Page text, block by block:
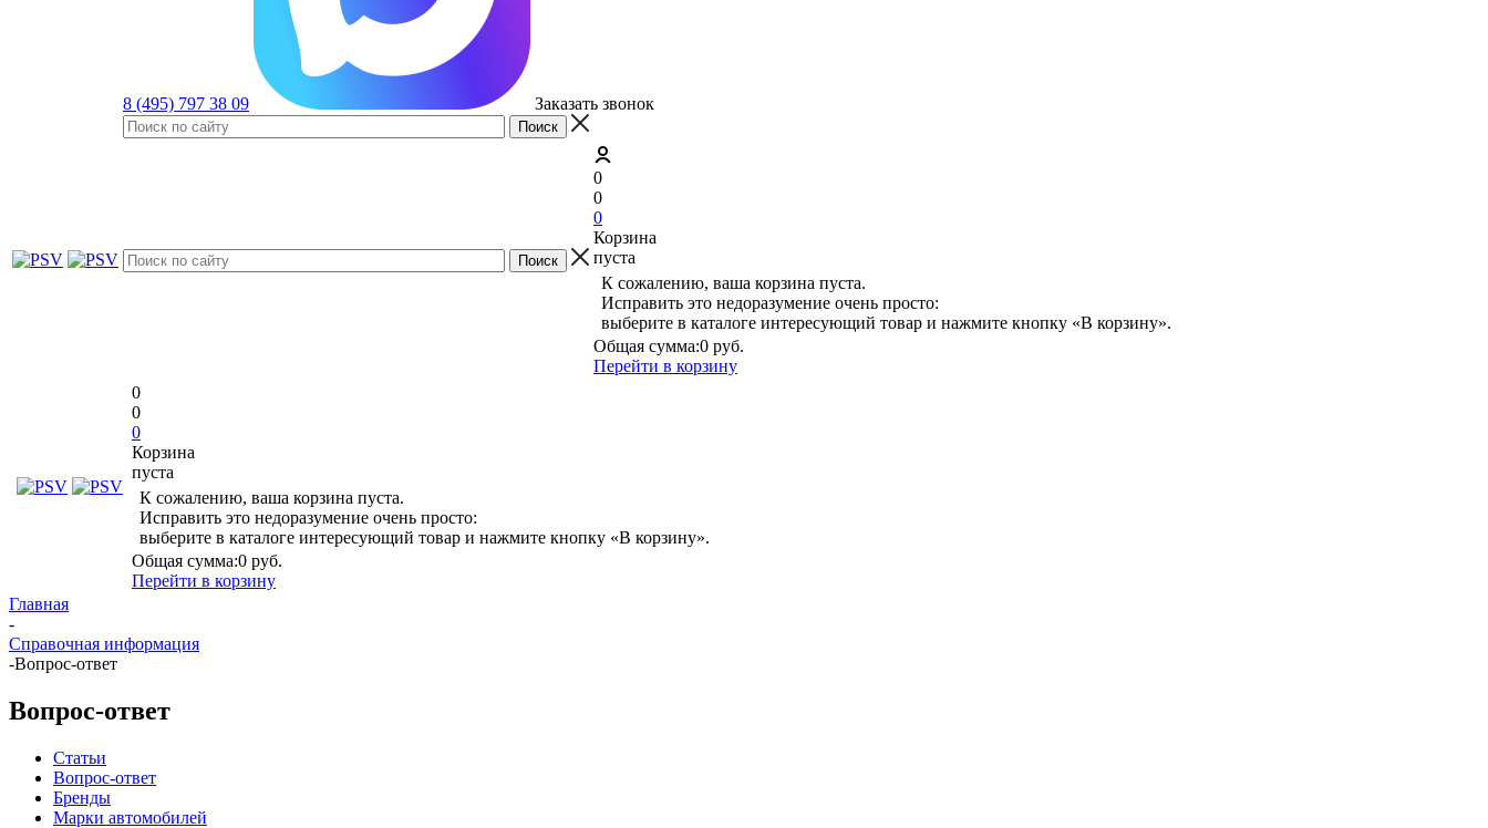
8 (495) 797 38 09 Заказать звонок
0
0
0
Корзина
пуста
К сожалению, ваша корзина пуста.
Исправить это недоразумение очень просто:
выберите в каталоге интересующий товар и нажмите кнопку «В корзину».
Общая сумма:0 руб.
Перейти в корзину
0
0
0
Корзина
пуста
К сожалению, ваша корзина пуста.
Исправить это недоразумение очень просто:
выберите в каталоге интересующий товар и нажмите кнопку «В корзину».
Общая сумма:0 руб.
Перейти в корзину
Главная
-
Справочная информация
-Вопрос-ответ
Вопрос-ответ
Статьи
Вопрос-ответ
Бренды
Марки автомобилей